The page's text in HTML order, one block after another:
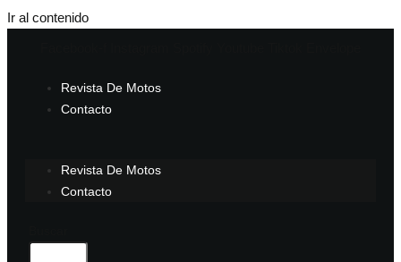
Ir al contenido
Revista De Motos
Contacto
Revista De Motos
Contacto